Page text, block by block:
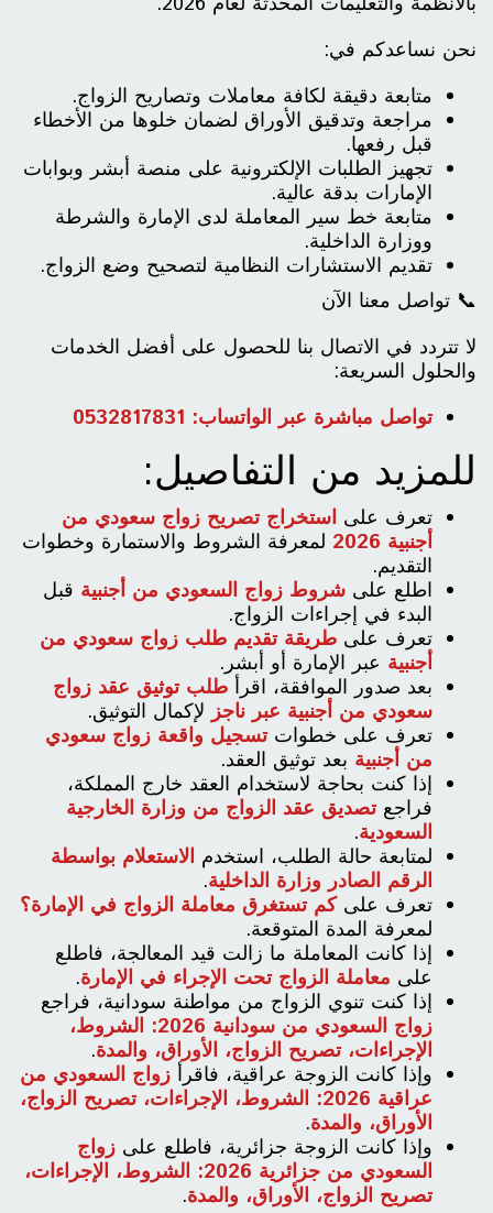
نحن نساعدكم في:
متابعة دقيقة لكافة معاملات وتصاريح الزواج.
مراجعة وتدقيق الأوراق لضمان خلوها من الأخطاء
قبل رفعها.
تجهيز الطلبات الإلكترونية على منصة أبشر وبوابات
الإمارات بدقة عالية.
متابعة خط سير المعاملة لدى الإمارة والشرطة
ووزارة الداخلية.
تقديم الاستشارات النظامية لتصحيح وضع الزواج.
📞 تواصل معنا الآن
لا تتردد في الاتصال بنا للحصول على أفضل الخدمات
والحلول السريعة:
تواصل مباشرة عبر الواتساب: 0532817831
للمزيد من التفاصيل:
تعرف على استخراج تصريح زواج سعودي من
أجنبية 2026
لمعرفة الشروط والاستمارة وخطوات
التقديم.
اطلع على شروط زواج السعودي من أجنبية قبل
البدء في إجراءات الزواج.
تعرف على طريقة تقديم طلب زواج سعودي من
أجنبية عبر الإمارة أو أبشر.
بعد صدور الموافقة، اقرأ طلب توثيق عقد زواج
سعودي من أجنبية عبر ناجزلإكمال التوثيق.
تعرف على خطواتتسجيل واقعة زواج سعودي
من أجنبية بعد توثيق العقد.
إذا كنت بحاجة لاستخدام العقد خارج المملكة،
فراجعتصديق عقد الزواج من وزارة الخارجية
السعودية.
لمتابعة حالة الطلب، استخدم الاستعلام بواسطة
الرقم الصادر وزارة الداخلية.
تعرف علىكم تستغرق معاملة الزواج في الإمارة؟
لمعرفة المدة المتوقعة.
إذا كانت المعاملة ما زالت قيد المعالجة، فاطلع
على معاملة الزواج تحت الإجراء في الإمارة.
إذا كنت تنوي الزواج من مواطنة سودانية، فراجع
زواج السعودي من سودانية 2026: الشروط،
الإجراءات، تصريح الزواج، الأوراق، والمدة.
وإذا كانت الزوجة عراقية، فاقرأ زواج السعودي من
عراقية 2026: الشروط، الإجراءات، تصريح الزواج،
الأوراق، والمدة.
وإذا كانت الزوجة جزائرية، فاطلع على زواج
السعودي من جزائرية 2026: الشروط، الإجراءات،
تصريح الزواج، الأوراق، والمدة.